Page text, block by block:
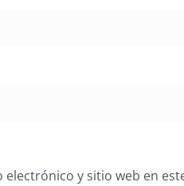
y sitio web en